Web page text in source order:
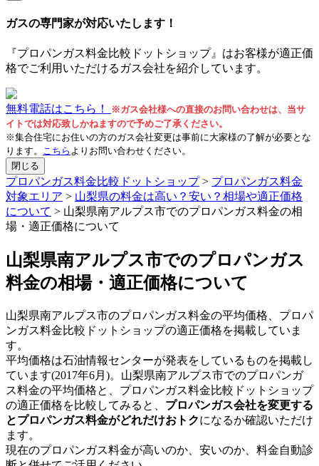
ガスの専門家が対応いたします！
『プロパンガス料金比較ドットショップ』はお客様が適正価
格でご利用いただけるガス会社を紹介しています。
無料電話はこちら！
※ガス会社様への直接のお問い合わせは、当サ
イトでは対応致しかねますので予めご了承ください。
※集合住宅にお住いの方のガス会社変更は事前に大家様の了解が必要とな
ります。
こちら よりお問い合わせください。
閉じる
プロパンガス料金比較ドットショップ> プロパンガス料金
対象エリア > 山梨県の料金は高い？安い？相場や適正価格
について > 山梨県南アルプス市でのプロパンガス料金の相
場・適正価格について
山梨県南アルプス市でのプロパンガス
料金の相場・適正価格について
山梨県南アルプス市のプロパンガス料金の平均価格、プロパ
ンガス料金比較ドットショップの適正価格を掲載していま
す。
平均価格は石油情報センターが発表をしているものを掲載し
ています(2017年6月)。山梨県南アルプス市でのプロパンガ
ス料金の平均価格と、プロパンガス料金比較ドットショップ
の適正価格を比較してみると、 プロパンガス会社を変更する
とプロパンガス料金がどれだけおトクになるか確認いただけ
ます。
現在のプロパンガス料金が高いのか、安いのか、料金自動診